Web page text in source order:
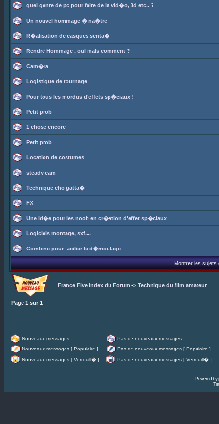
quel genre de pc pour faire de la vid�o, 3d etc.. ?
Un nouvel hommage � na�tre
R�alisation de casques senta�
Rendre Hommage , oui mais comment ?
Cam�ra
Logistique de tournage
Pour tous les mordus d'effets sp�ciaux !
Petit prob
1 chose encore
Petit prob
Location de costumes
steady cam
Technique cho gatta�
FX
Une id�e pour les noob en cr�ation d'effet sp�ciaux
Logiciels montage, sxf....
Combine pour facilier le d�moulage
Montrer les sujets
France Five Index du Forum -> Technique du film amateur
Page 1 sur 1
Nouveaux messages
Pas de nouveaux messages
Nouveaux messages [ Populaire ]
Pas de nouveaux messages [ Populaire ]
Nouveaux messages [ Verrouill� ]
Pas de nouveaux messages [ Verrouill� ]
Powered by